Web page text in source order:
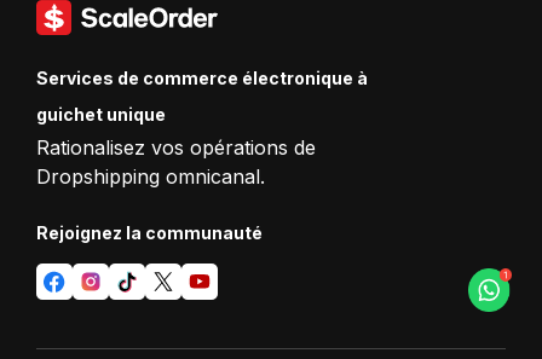
Services de commerce électronique à
guichet unique
Rationalisez vos opérations de
Dropshipping omnicanal.
Rejoignez la communauté